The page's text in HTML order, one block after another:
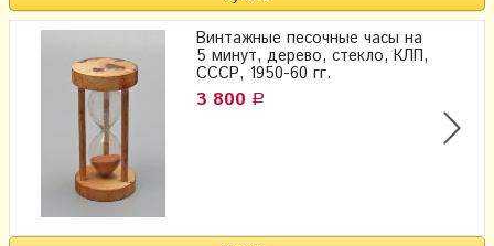
Винтажные песочные часы на
5 минут, дерево, стекло, КЛП,
СССР, 1950-60 гг.
3 800 Р